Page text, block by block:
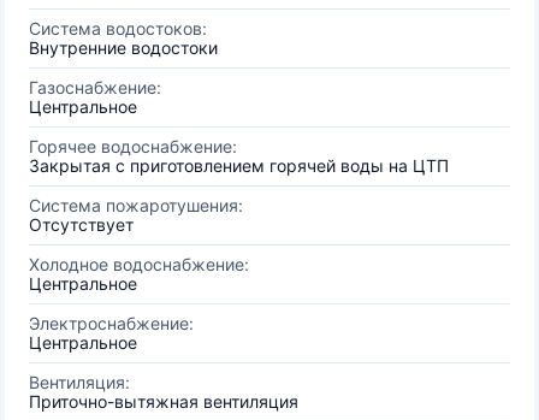
Система водостоков:
Внутренние водостоки
Газоснабжение:
Центральное
Горячее водоснабжение:
Закрытая с приготовлением горячей воды на ЦТП
Система пожаротушения:
Отсутствует
Холодное водоснабжение:
Центральное
Электроснабжение:
Центральное
Вентиляция:
Приточно-вытяжная вентиляция